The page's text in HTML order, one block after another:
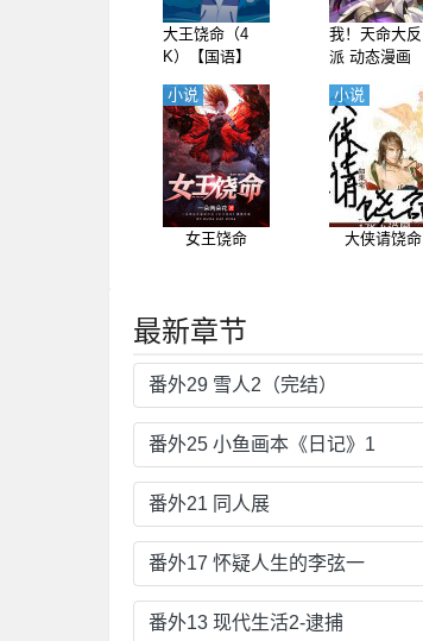
大王饶命（4
K）【国语】
我！天命大反
派 动态漫画
女王饶命
小说
大侠请饶命
小说
最新章节
番外29 雪人2（完结）
番外25 小鱼画本《日记》1
番外21 同人展
番外17 怀疑人生的李弦一
番外13 现代生活2-逮捕